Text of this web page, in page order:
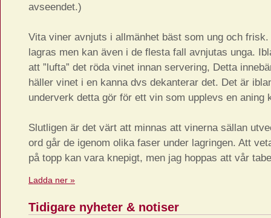
avseendet.)
Vita viner avnjuts i allmänhet bäst som ung och
lagras men kan även i de flesta fall avnjutas unga.
att ”lufta” det röda vinet innan servering, Detta
häller vinet i en kanna dvs dekanterar det. Det är
underverk detta gör för ett vin som upplevs en aning
Slutligen är det värt att minnas att vinerna sällan
ord går de igenom olika faser under lagringen. Att
på topp kan vara knepigt, men jag hoppas att vår
Ladda ner »
Tidigare nyheter & notiser